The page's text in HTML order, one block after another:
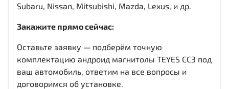
Subaru, Nissan, Mitsubishi, Mazda, Lexus, и др.
Закажите прямо сейчас:
Оставьте заявку — подберём точную
комплектацию андроид магнитолы TEYES CC3 под
ваш автомобиль, ответим на все вопросы и
договоримся об установке.